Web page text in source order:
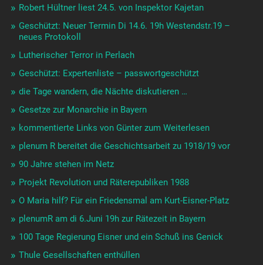
Robert Hültner liest 24.5. von Inspektor Kajetan
Geschützt: Neuer Termin Di 14.6. 19h Westendstr.19 –
neues Protokoll
Lutherischer Terror in Perlach
Geschützt: Expertenliste – passwortgeschützt
die Tage wandern, die Nächte diskutieren …
Gesetze zur Monarchie in Bayern
kommentierte Links von Günter zum Weiterlesen
plenum R bereitet die Geschichtsarbeit zu 1918/19 vor
90 Jahre stehen im Netz
Projekt Revolution und Räterepubliken 1988
O Maria hilf? Für ein Friedensmal am Kurt-Eisner-Platz
plenumR am di 6.Juni 19h zur Rätezeit in Bayern
100 Tage Regierung Eisner und ein Schuß ins Genick
Thule Gesellschaften enthüllen